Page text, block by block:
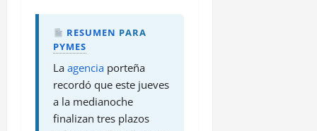
RESUMEN PARA
PYMES
La agencia porteña
recordó que este jueves
a la medianoche
finalizan tres plazos